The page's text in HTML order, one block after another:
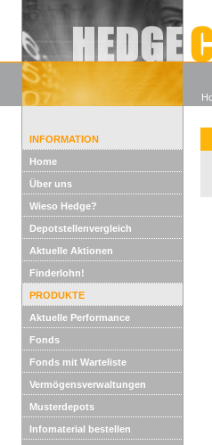
INFORMATION
Home
Über uns
Wieso Hedge?
Depotstellenvergleich
Aktuelle Aktionen
Finderlohn!
PRODUKTE
Aktuelle Performance
Fonds
Fonds mit Warteliste
Vermögensverwaltungen
Musterdepots
Infomaterial bestellen